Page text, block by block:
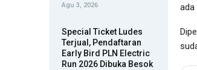
ada
Agu 3, 2026
Special Ticket Ludes
Terjual, Pendaftaran
Early Bird PLN Electric
Run 2026 Dibuka Besok